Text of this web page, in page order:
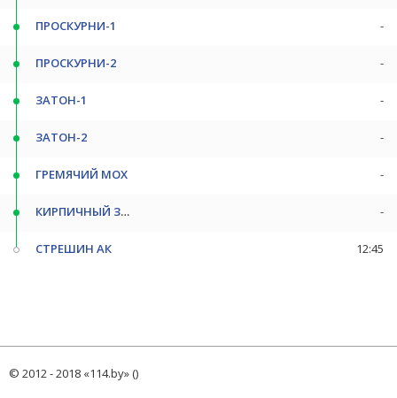
ПРОСКУРНИ-1 -
ПРОСКУРНИ-2 -
ЗАТОН-1 -
ЗАТОН-2 -
ГРЕМЯЧИЙ МОХ -
КИРПИЧНЫЙ З-Д -
СТРЕШИН АК 12:45
© 2012 - 2018 «114.by» ()